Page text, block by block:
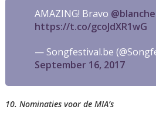
AMAZING! Bravo
https://t.co/gcoJdXR1wG
— Songfestival.be
September 16, 2017
10. Nominaties voor de MIA’s